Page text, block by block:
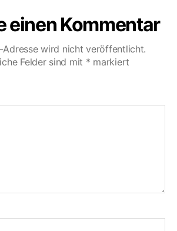
einen Kommentar
Adresse wird nicht veröffentlicht.
Felder sind mit * markiert